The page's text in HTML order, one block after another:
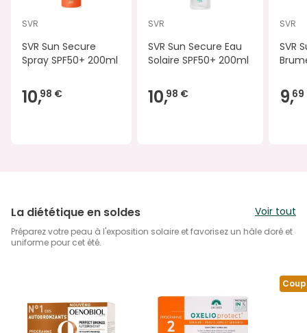
SVR
SVR Sun Secure
Spray SPF50+ 200ml
10,98 €
SVR
SVR Sun Secure Eau
Solaire SPF50+ 200ml
10,98 €
SVR
SVR
9,
La diététique en soldes Voir tout
Préparez votre peau à l'exposition solaire et favorisez un hâle doré et
uniforme pour cet été.